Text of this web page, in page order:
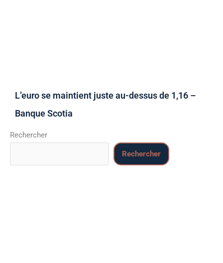
L’euro se maintient juste au-dessus de 1,16 –
Banque Scotia
Rechercher
Rechercher